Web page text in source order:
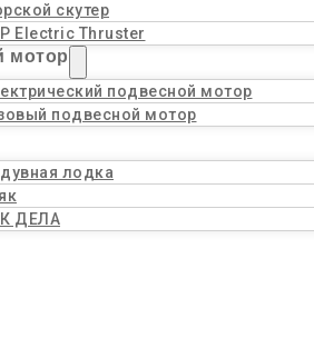
скутер
Electric Thruster
мотор
подвесной мотор
подвесной мотор
лодка
ДЕЛА